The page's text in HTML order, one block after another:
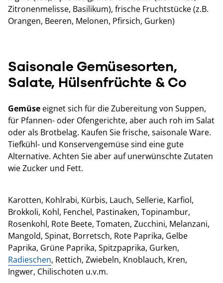
Zitronenmelisse, Basilikum), frische Fruchtstücke (z.B.
Orangen, Beeren, Melonen, Pfirsich, Gurken)
Saisonale Gemüsesorten,
Salate, Hülsenfrüchte & Co
Gemüse eignet sich für die Zubereitung von Suppen,
für Pfannen- oder Ofengerichte, aber auch roh im Salat
oder als Brotbelag. Kaufen Sie frische, saisonale Ware.
Tiefkühl- und Konservengemüse sind eine gute
Alternative. Achten Sie aber auf unerwünschte Zutaten
wie Zucker und Fett.
Karotten, Kohlrabi, Kürbis, Lauch, Sellerie, Karfiol,
Brokkoli, Kohl, Fenchel, Pastinaken, Topinambur,
Rosenkohl, Rote Beete, Tomaten, Zucchini, Melanzani,
Mangold, Spinat, Borretsch, Rote Paprika, Gelbe
Paprika, Grüne Paprika, Spitzpaprika, Gurken,
Radieschen, Rettich, Zwiebeln, Knoblauch, Kren,
Ingwer, Chilischoten u.v.m.